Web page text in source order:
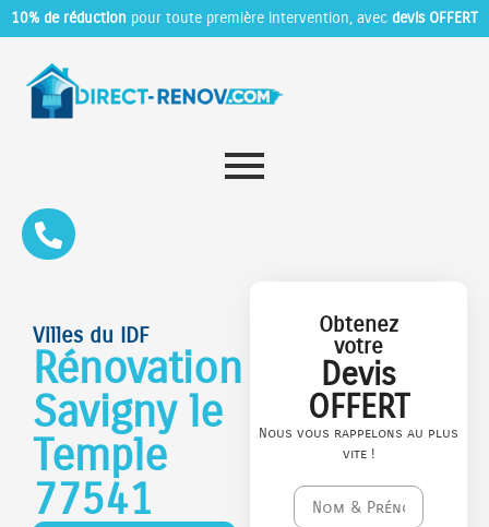
10% de réduction pour toute première intervention, avec devis OFFERT
Villes du IDF
Rénovation
Savigny le
Temple
77541
Obtenez
votre
Devis
OFFERT
Nous vous rappelons au plus
vite !